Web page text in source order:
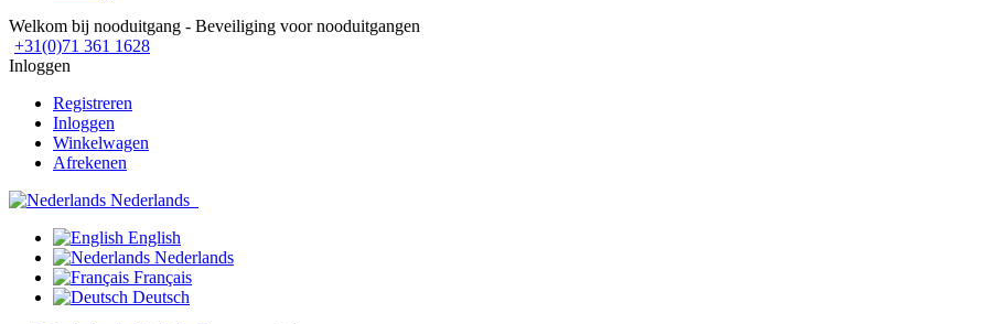
Welkom bij nooduitgang - Beveiliging voor nooduitgangen
+31(0)71 361 1628
Inloggen
Registreren
Inloggen
Winkelwagen
Afrekenen
Nederlands
English
Nederlands
Français
Deutsch